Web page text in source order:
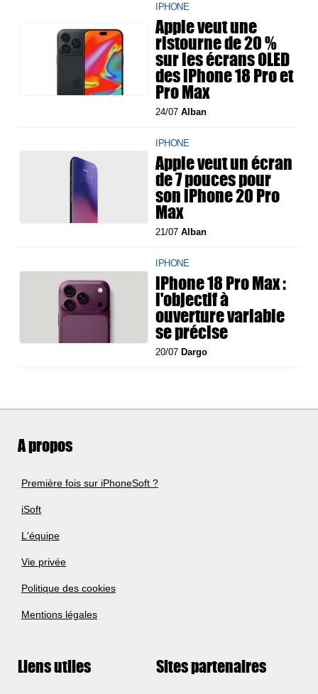
IPHONE
Apple veut une
ristourne de 20 %
sur les écrans OLED
des iPhone 18 Pro et
Pro Max
24/07Alban
IPHONE
Apple veut un écran
de 7 pouces pour
son iPhone 20 Pro
Max
21/07Alban
IPHONE
iPhone 18 Pro Max :
l'objectif à
ouverture variable
se précise
20/07Dargo
A propos
Première fois sur iPhoneSoft ?
iSoft
L'équipe
Vie privée
Politique des cookies
Mentions légales
Liens utiles Sites partenaires